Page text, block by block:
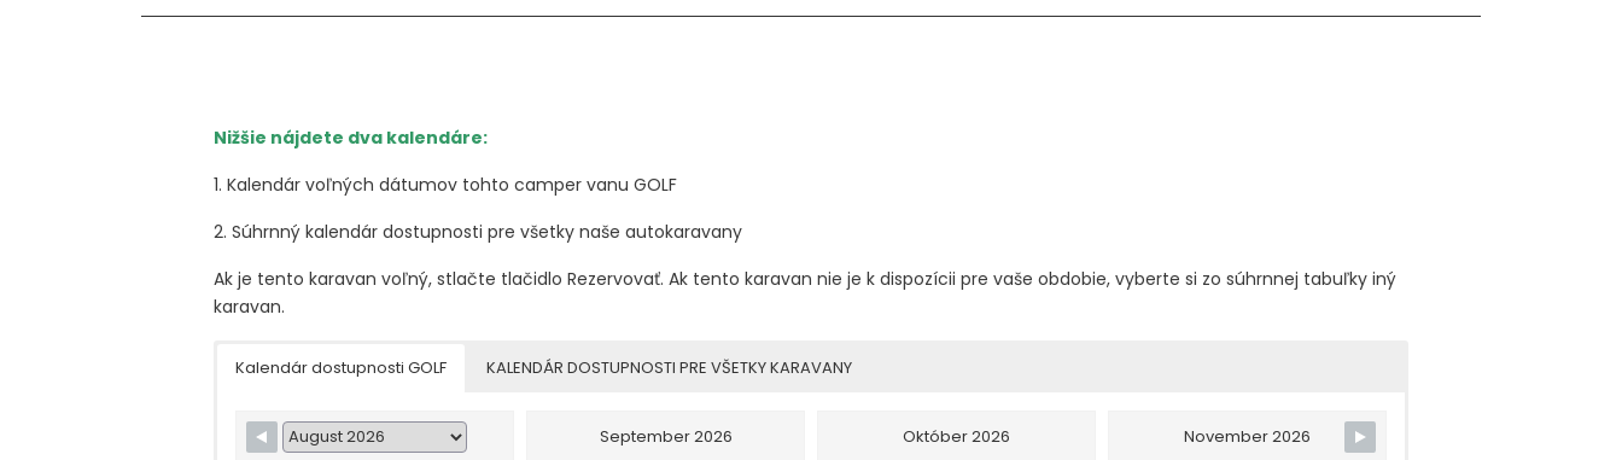
Nižšie nájdete dva kalendáre:
1. Kalendár voľných dátumov tohto camper vanu GOLF
2. Súhrnný kalendár dostupnosti pre všetky naše autokaravany
Ak je tento karavan voľný, stlačte tlačidlo Rezervovať. Ak tento karavan nie je k dispozícii pre vaše obdobie, vyberte si zo súhrnnej tabuľky iný
karavan.
Kalendár dostupnosti GOLF KALENDÁR DOSTUPNOSTI PRE VŠETKY KARAVANY
September 2026 Október 2026 November 2026